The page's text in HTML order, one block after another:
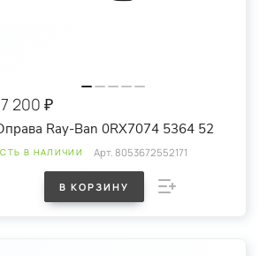
200 ₽
Ray-Ban 0RX7074 5364 52
В НАЛИЧИИ Арт.8053672552171
В КОРЗИНУ